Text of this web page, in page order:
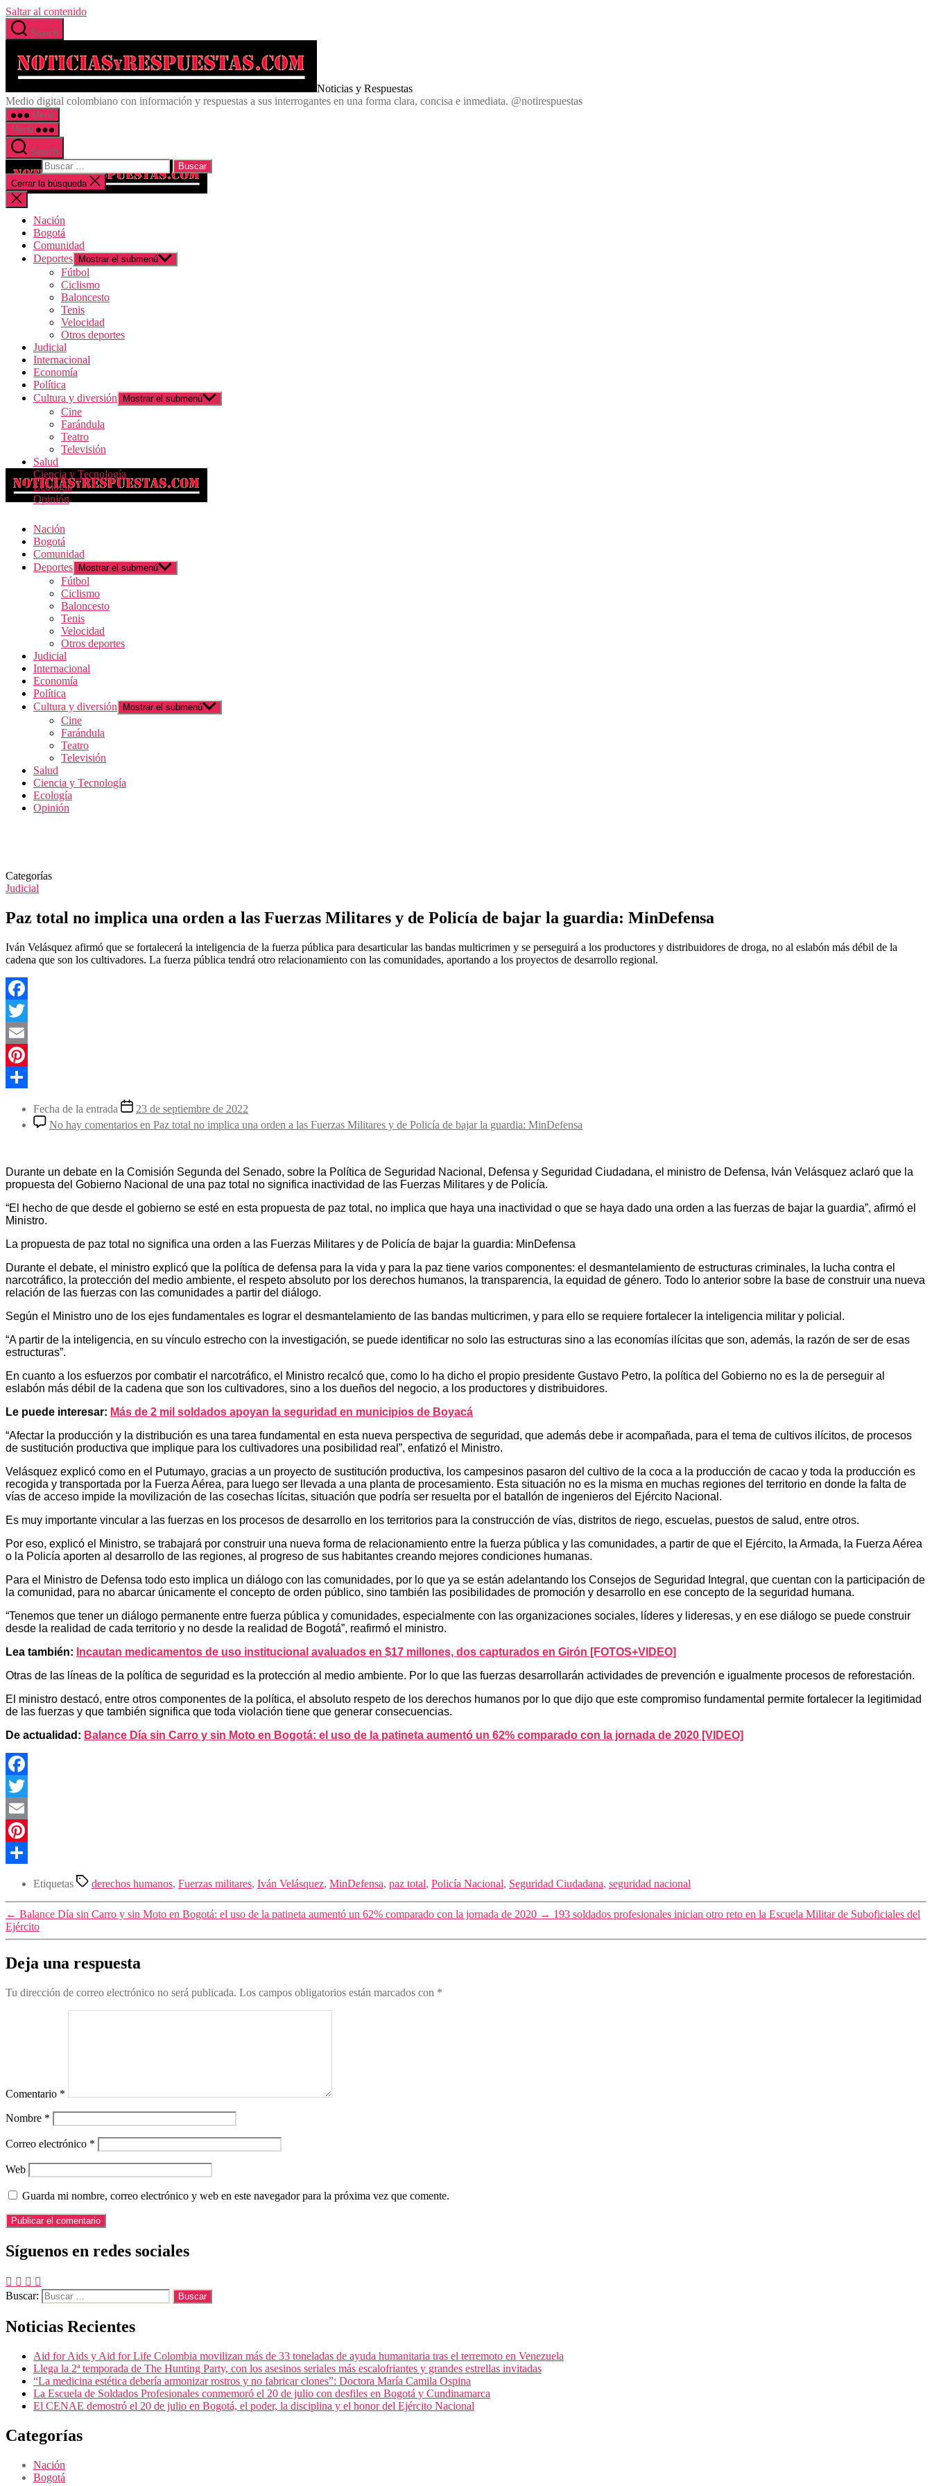
Saltar al contenido
Search
Noticias y Respuestas
Medio digital colombiano con información y respuestas a sus interrogantes en una forma clara, concisa e inmediata. @notirespuestas
Menú
Menú
Search
Cerrar la búsqueda
Nación
Bogotá
Comunidad
Deportes
Mostrar el submenú
Fútbol
Ciclismo
Baloncesto
Tenis
Velocidad
Otros deportes
Judicial
Internacional
Economía
Política
Cultura y diversión
Mostrar el submenú
Cine
Farándula
Teatro
Televisión
Salud
Ciencia y Tecnología
Ecología
Opinión
Nación
Bogotá
Comunidad
Deportes
Mostrar el submenú
Fútbol
Ciclismo
Baloncesto
Tenis
Velocidad
Otros deportes
Judicial
Internacional
Economía
Política
Cultura y diversión
Mostrar el submenú
Cine
Farándula
Teatro
Televisión
Salud
Ciencia y Tecnología
Ecología
Opinión
Categorías
Judicial
Paz total no implica una orden a las Fuerzas Militares y de Policía de bajar la guardia: MinDefensa
Iván Velásquez afirmó que se fortalecerá la inteligencia de la fuerza pública para desarticular las bandas multicrimen y se perseguirá a los productores y distribuidores de droga, no al eslabón más débil de la
cadena que son los cultivadores. La fuerza pública tendrá otro relacionamiento con las comunidades, aportando a los proyectos de desarrollo regional.
Facebook
Twitter
Email
Pinterest
Fecha de la entrada
23 de septiembre de 2022
No hay comentarios en Paz total no implica una orden a las Fuerzas Militares y de Policía de bajar la guardia: MinDefensa
Durante un debate en la Comisión Segunda del Senado, sobre la Política de Seguridad Nacional, Defensa y Seguridad Ciudadana, el ministro de Defensa, Iván Velásquez aclaró que la
propuesta del Gobierno Nacional de una paz total no significa inactividad de las Fuerzas Militares y de Policía.
“El hecho de que desde el gobierno se esté en esta propuesta de paz total, no implica que haya una inactividad o que se haya dado una orden a las fuerzas de bajar la guardia”, afirmó el
Ministro.
La propuesta de paz total no significa una orden a las Fuerzas Militares y de Policía de bajar la guardia: MinDefensa
Durante el debate, el ministro explicó que la política de defensa para la vida y para la paz tiene varios componentes: el desmantelamiento de estructuras criminales, la lucha contra el
narcotráfico, la protección del medio ambiente, el respeto absoluto por los derechos humanos, la transparencia, la equidad de género. Todo lo anterior sobre la base de construir una nueva
relación de las fuerzas con las comunidades a partir del diálogo.
Según el Ministro uno de los ejes fundamentales es lograr el desmantelamiento de las bandas multicrimen, y para ello se requiere fortalecer la inteligencia militar y policial.
“A partir de la inteligencia, en su vínculo estrecho con la investigación, se puede identificar no solo las estructuras sino a las economías ilícitas que son, además, la razón de ser de esas
estructuras”.
En cuanto a los esfuerzos por combatir el narcotráfico, el Ministro recalcó que, como lo ha dicho el propio presidente Gustavo Petro, la política del Gobierno no es la de perseguir al
eslabón más débil de la cadena que son los cultivadores, sino a los dueños del negocio, a los productores y distribuidores.
Le puede interesar: Más de 2 mil soldados apoyan la seguridad en municipios de Boyacá
“Afectar la producción y la distribución es una tarea fundamental en esta nueva perspectiva de seguridad, que además debe ir acompañada, para el tema de cultivos ilícitos, de procesos
de sustitución productiva que implique para los cultivadores una posibilidad real”, enfatizó el Ministro.
Velásquez explicó como en el Putumayo, gracias a un proyecto de sustitución productiva, los campesinos pasaron del cultivo de la coca a la producción de cacao y toda la producción es
recogida y transportada por la Fuerza Aérea, para luego ser llevada a una planta de procesamiento. Esta situación no es la misma en muchas regiones del territorio en donde la falta de
vías de acceso impide la movilización de las cosechas lícitas, situación que podría ser resuelta por el batallón de ingenieros del Ejército Nacional.
Es muy importante vincular a las fuerzas en los procesos de desarrollo en los territorios para la construcción de vías, distritos de riego, escuelas, puestos de salud, entre otros.
Por eso, explicó el Ministro, se trabajará por construir una nueva forma de relacionamiento entre la fuerza pública y las comunidades, a partir de que el Ejército, la Armada, la Fuerza Aérea
o la Policía aporten al desarrollo de las regiones, al progreso de sus habitantes creando mejores condiciones humanas.
Para el Ministro de Defensa todo esto implica un diálogo con las comunidades, por lo que ya se están adelantando los Consejos de Seguridad Integral, que cuentan con la participación de
la comunidad, para no abarcar únicamente el concepto de orden público, sino también las posibilidades de promoción y desarrollo en ese concepto de la seguridad humana.
“Tenemos que tener un diálogo permanente entre fuerza pública y comunidades, especialmente con las organizaciones sociales, líderes y lideresas, y en ese diálogo se puede construir
desde la realidad de cada territorio y no desde la realidad de Bogotá”, reafirmó el ministro.
Lea también: Incautan medicamentos de uso institucional avaluados en $17 millones, dos capturados en Girón [FOTOS+VIDEO]
Otras de las líneas de la política de seguridad es la protección al medio ambiente. Por lo que las fuerzas desarrollarán actividades de prevención e igualmente procesos de reforestación.
El ministro destacó, entre otros componentes de la política, el absoluto respeto de los derechos humanos por lo que dijo que este compromiso fundamental permite fortalecer la legitimidad
de las fuerzas y que también significa que toda violación tiene que generar consecuencias.
De actualidad: Balance Día sin Carro y sin Moto en Bogotá: el uso de la patineta aumentó un 62% comparado con la jornada de 2020 [VIDEO]
Facebook
Twitter
Email
Pinterest
Etiquetas derechos humanos, Fuerzas militares, Iván Velásquez, MinDefensa, paz total, Policía Nacional, Seguridad Ciudadana, seguridad nacional
← Balance Día sin Carro y sin Moto en Bogotá: el uso de la patineta aumentó un 62% comparado con la jornada de 2020 → 193 soldados profesionales inician otro reto en la Escuela Militar de Suboficiales del
Ejército
Deja una respuesta
Tu dirección de correo electrónico no será publicada. Los campos obligatorios están marcados con *
Comentario *
Nombre *
Correo electrónico *
Web
Guarda mi nombre, correo electrónico y web en este navegador para la próxima vez que comente.
Síguenos en redes sociales
Buscar:
Noticias Recientes
Aid for Aids y Aid for Life Colombia movilizan más de 33 toneladas de ayuda humanitaria tras el terremoto en Venezuela
Llega la 2ª temporada de The Hunting Party, con los asesinos seriales más escalofriantes y grandes estrellas invitadas
“La medicina estética debería armonizar rostros y no fabricar clones”: Doctora María Camila Ospina
La Escuela de Soldados Profesionales conmemoró el 20 de julio con desfiles en Bogotá y Cundinamarca
El CENAE demostró el 20 de julio en Bogotá, el poder, la disciplina y el honor del Ejército Nacional
Categorías
Nación
Bogotá